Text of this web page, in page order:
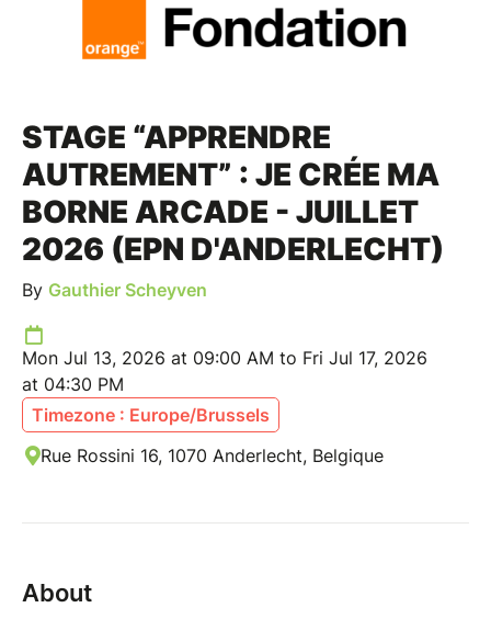
STAGE “APPRENDRE
AUTREMENT” : JE CRÉE MA
BORNE ARCADE - JUILLET
2026 (EPN D'ANDERLECHT)
By Gauthier Scheyven
Mon Jul 13, 2026 at 09:00 AM to Fri Jul 17, 2026
at 04:30 PM
Timezone : Europe/Brussels
Rue Rossini 16, 1070 Anderlecht, Belgique
About